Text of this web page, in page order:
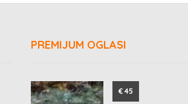
PREMIJUM OGLASI
€ 45